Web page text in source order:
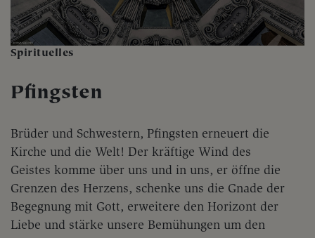
Spirituelles
Pfingsten
Brüder und Schwestern, Pfingsten erneuert die
Kirche und die Welt! Der kräftige Wind des
Geistes komme über uns und in uns, er öffne die
Grenzen des Herzens, schenke uns die Gnade der
Begegnung mit Gott, erweitere den Horizont der
Liebe und stärke unsere Bemühungen um den